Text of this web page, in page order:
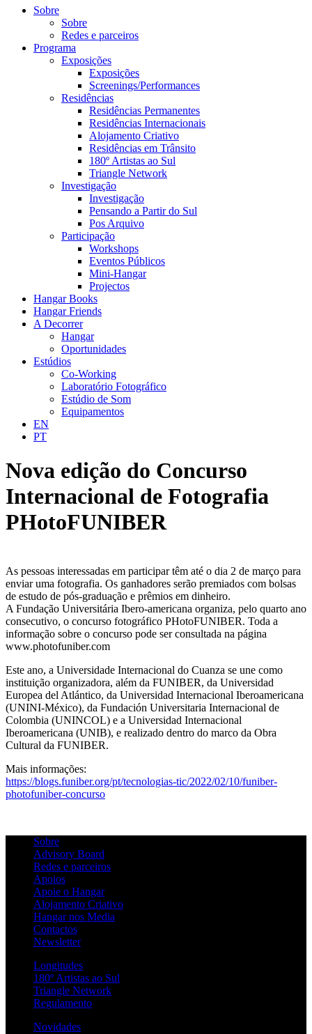
Sobre
Sobre
Redes e parceiros
Programa
Exposições
Exposições
Screenings/Performances
Residências
Residências Permanentes
Residências Internacionais
Alojamento Criativo
Residências em Trânsito
180º Artistas ao Sul
Triangle Network
Investigação
Investigação
Pensando a Partir do Sul
Pos Arquivo
Participação
Workshops
Eventos Públicos
Mini-Hangar
Projectos
Hangar Books
Hangar Friends
A Decorrer
Hangar
Oportunidades
Estúdios
Co-Working
Laboratório Fotográfico
Estúdio de Som
Equipamentos
EN
PT
Nova edição do Concurso
Internacional de Fotografia
PHotoFUNIBER
As pessoas interessadas em participar têm até o dia 2 de março para
enviar uma fotografia. Os ganhadores serão premiados com bolsas
de estudo de pós-graduação e prêmios em dinheiro.
A Fundação Universitária Ibero-americana organiza, pelo quarto ano
consecutivo, o concurso fotográfico PHotoFUNIBER. Toda a
informação sobre o concurso pode ser consultada na página
www.photofuniber.com
Este ano, a Universidade Internacional do Cuanza se une como
instituição organizadora, além da FUNIBER, da Universidad
Europea del Atlántico, da Universidad Internacional Iberoamericana
(UNINI-México), da Fundación Universitaria Internacional de
Colombia (UNINCOL) e a Universidad Internacional
Iberoamericana (UNIB), e realizado dentro do marco da Obra
Cultural da FUNIBER.
Mais informações:
https://blogs.funiber.org/pt/tecnologias-tic/2022/02/10/funiber-
photofuniber-concurso
Sobre
Advisory Board
Redes e parceiros
Apoios
Apoie o Hangar
Alojamento Criativo
Hangar nos Media
Contactos
Newsletter
Longitudes
180º Artistas ao Sul
Triangle Network
Regulamento
Novidades